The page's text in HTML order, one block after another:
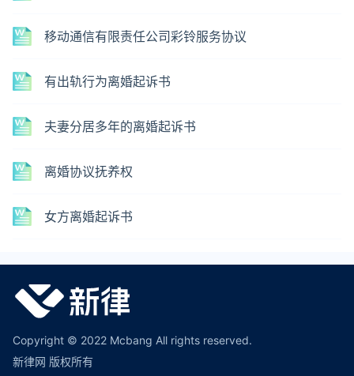
移动通信有限责任公司彩铃服务协议
有出轨行为离婚起诉书
夫妻分居多年的离婚起诉书
离婚协议抚养权
女方离婚起诉书
Copyright © 2022 Mcbang All rights reserved.
新律网 版权所有